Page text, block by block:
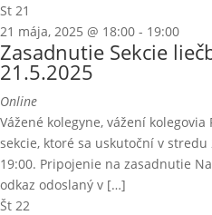
St 21
21 mája, 2025 @ 18:00 - 19:00
Zasadnutie Sekcie
21.5.2025
Online
Vážené kolegyne, vážení kolegovia
sekcie, ktoré sa uskutoční v stredu
19:00. Pripojenie na zasadnutie
odkaz odoslaný v […]
Št 22